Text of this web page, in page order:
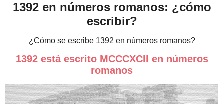
1392 en números romanos: ¿cómo
escribir?
¿Cómo se escribe 1392 en números romanos?
1392 está escrito MCCCXCII en números
romanos